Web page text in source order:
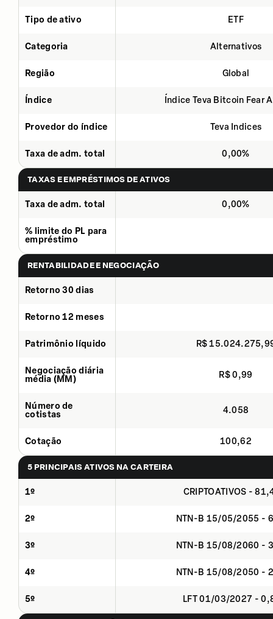
Tipo de ativo ETF
Categoria Alternativos
Região Global
Índice Índice Teva Bitcoin Fear
Provedor do índice Teva Indices
Taxa de adm. total 0,00%
TAXAS E EMPRÉSTIMOS DE ATIVOS
Taxa de adm. total 0,00%
% limite do PL para
empréstimo
RENTABILIDADE E NEGOCIAÇÃO
Retorno 30 dias
Retorno 12 meses
Patrimônio líquido R$
Negociação diária
média (MM)
R$ 0,99
Número de
cotistas
4.058
Cotação 100,62
5 PRINCIPAIS ATIVOS NA CARTEIRA
1º CRIPTOATIVOS -
2º NTN-B 15/05/2055 -
3º NTN-B 15/08/2060 -
4º NTN-B 15/08/2050 -
5º LFT 01/03/2027 -